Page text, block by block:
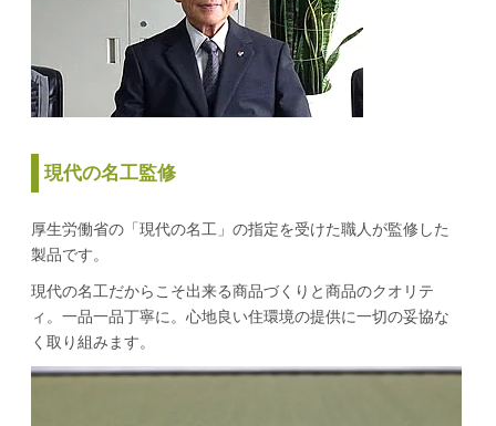
現代の名工監修
厚生労働省の「現代の名工」の指定を受けた職人が監修した
製品です。
現代の名工だからこそ出来る商品づくりと商品のクオリテ
ィ。一品一品丁寧に。心地良い住環境の提供に一切の妥協な
く取り組みます。